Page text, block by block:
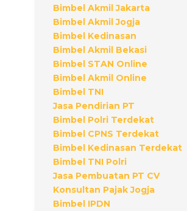
Bimbel Akmil Jakarta
Bimbel Akmil Jogja
Bimbel Kedinasan
Bimbel Akmil Bekasi
Bimbel STAN Online
Bimbel Akmil Online
Bimbel TNI
Jasa Pendirian PT
Bimbel Polri Terdekat
Bimbel CPNS Terdekat
Bimbel Kedinasan Terdekat
Bimbel TNI Polri
Jasa Pembuatan PT CV
Konsultan Pajak Jogja
Bimbel IPDN